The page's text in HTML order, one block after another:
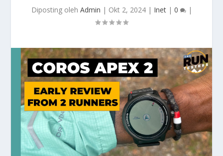
Diposting oleh Admin | Okt 2, 2024| Inet| 0 |